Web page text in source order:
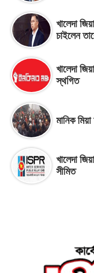
খালেদা
চাইলেন
খালেদা
স্থগিত
মানিক
খালেদা
সীমিত